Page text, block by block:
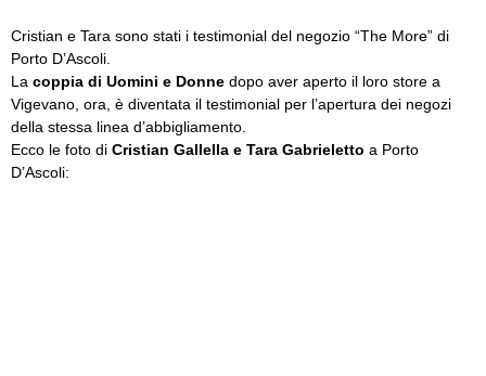
Cristian e Tara sono stati i testimonial del negozio “The More” di
Porto D’Ascoli.
La coppia di Uomini e Donne dopo aver aperto il loro store a
Vigevano, ora, è diventata il testimonial per l’apertura dei negozi
della stessa linea d’abbigliamento.
Ecco le foto di Cristian Gallella e Tara Gabrieletto a Porto
D’Ascoli: